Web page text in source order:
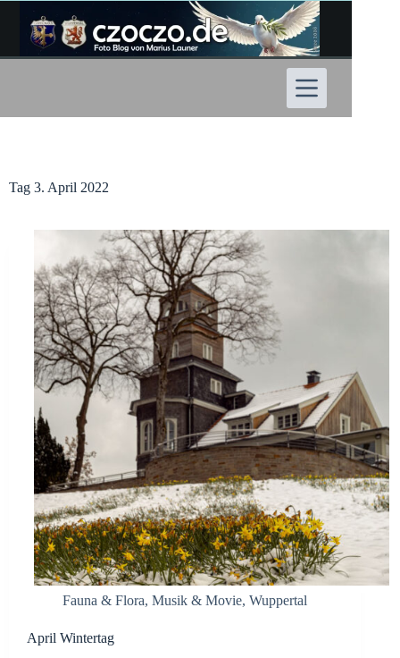
Inhalt
springen
Tag 3. April 2022
Fauna & Flora, Musik & Movie, Wuppertal
April Wintertag